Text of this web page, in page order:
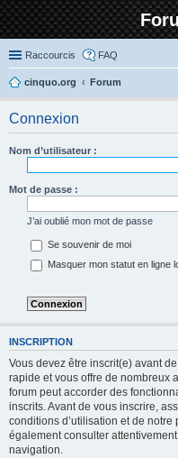
Raccourcis FAQ
cinquo.org
Forum
Connexion
Nom d’utilisateur :
Mot de passe :
J’ai oublié mon mot de passe
Se souvenir de moi
Masquer mon statut en ligne
INSCRIPTION
Vous devez être inscrit(e) avant
rapide et vous offre de nombreux
forum peut accorder des
inscrits. Avant de vous inscrire,
conditions d’utilisation et de
également consulter
navigation.